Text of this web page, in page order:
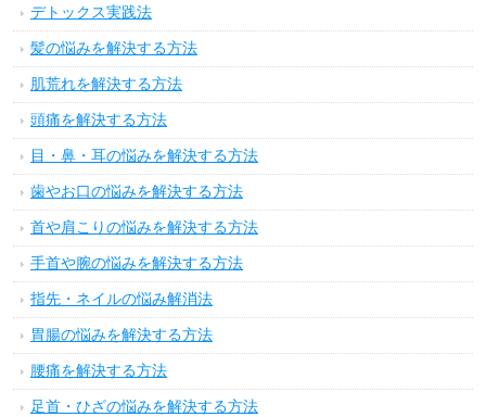
デトックス実践法
髪の悩みを解決する方法
肌荒れを解決する方法
頭痛を解決する方法
目・鼻・耳の悩みを解決する方法
歯やお口の悩みを解決する方法
首や肩こりの悩みを解決する方法
手首や腕の悩みを解決する方法
指先・ネイルの悩み解消法
胃腸の悩みを解決する方法
腰痛を解決する方法
足首・ひざの悩みを解決する方法